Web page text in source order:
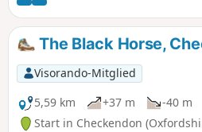
genießen. An heißen Tagen gibt
Möglichkeiten für Hunde, in der
Hinter Sutton Courtenay gibt es
egal, welchen Weg Sie nehmen,
Nähe der Kirche und den Pubs
bevor Sie zu den Sutton
Sie dann dem Thames Path bis
The Black Horse,
Visorando-Mitglied
5,59 km
+37 m -40 m
Start in Checkendon